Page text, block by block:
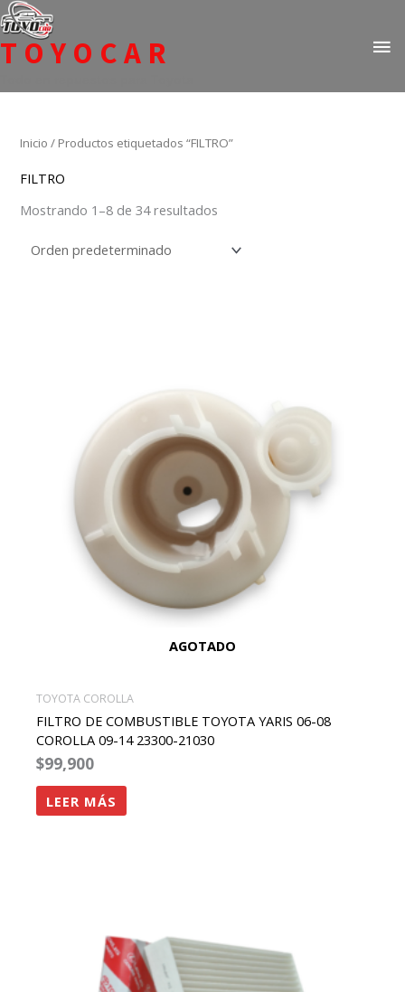
Ir
al
contenido
TOYOCAR
Inicio / Productos etiquetados “FILTRO”
FILTRO
Mostrando 1–8 de 34 resultados
AGOTADO
TOYOTA COROLLA
FILTRO DE COMBUSTIBLE TOYOTA YARIS 06-08
COROLLA 09-14 23300-21030
$99,900
LEER MÁS